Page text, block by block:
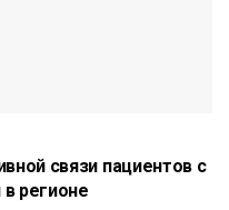
связи пациентов с
регионе